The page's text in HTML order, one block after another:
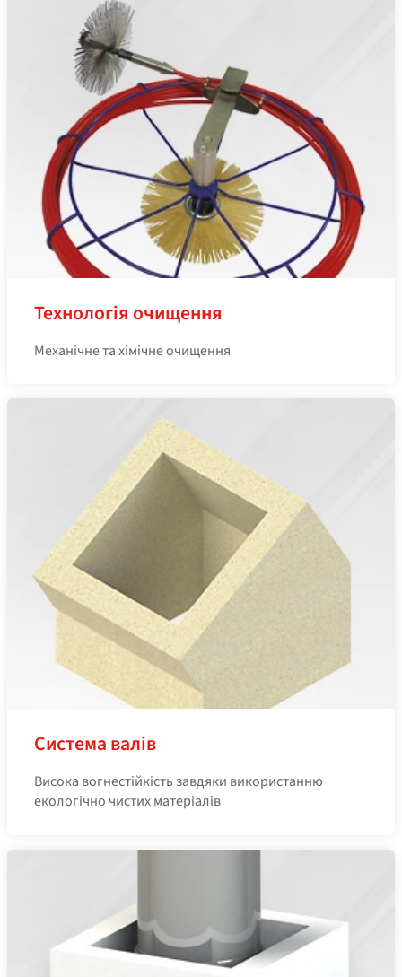
Технологія очищення
Механічне та хімічне очищення
Система валів
Висока вогнестійкість завдяки використанню
екологічно чистих матеріалів